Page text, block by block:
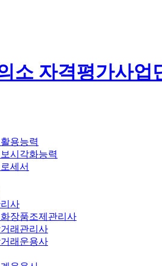
소 자격평가사업
용능력
시각화능력
세서
사
장품조제관리사
래관리사
래운용사